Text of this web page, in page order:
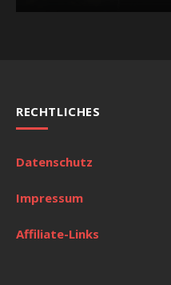
RECHTLICHES
Datenschutz
Impressum
Affiliate-Links